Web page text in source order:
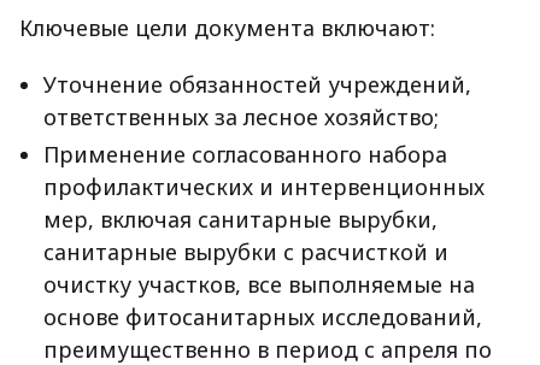
Ключевые цели документа включают:
Уточнение обязанностей учреждений,
ответственных за лесное хозяйство;
Применение согласованного набора
профилактических и интервенционных
мер, включая санитарные вырубки,
санитарные вырубки с расчисткой и
очистку участков, все выполняемые на
основе фитосанитарных исследований,
преимущественно в период с апреля по